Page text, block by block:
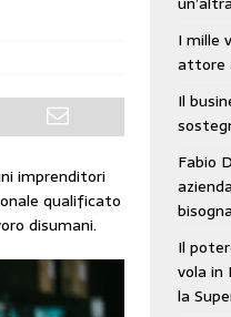
Il tempo si era dimenticato
imprenditori
qualificato
disumani.
I mille
attore
Il
Fabio
Il
vola in
la